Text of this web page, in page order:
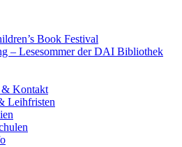
Book Festival
– Lesesommer der DAI Bibliothek
& Kontakt
Leihfristen